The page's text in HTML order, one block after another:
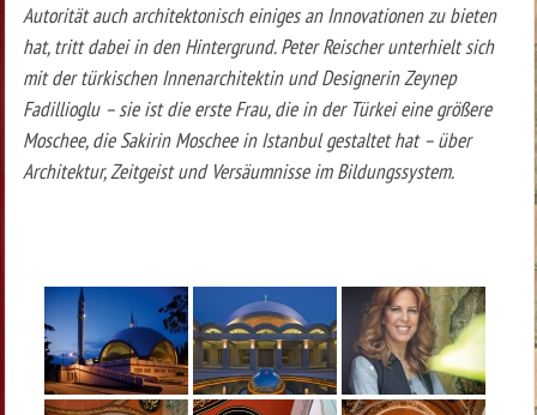
Autorität auch architektonisch einiges an Innovationen zu bieten
hat, tritt dabei in den Hintergrund. Peter Reischer unterhielt sich
mit der türkischen Innenarchitektin und Designerin Zeynep
Fadillioglu – sie ist die erste Frau, die in der Türkei eine größere
Moschee, die Sakirin Moschee in Istanbul gestaltet hat – über
Architektur, Zeitgeist und Versäumnisse im Bildungssystem.